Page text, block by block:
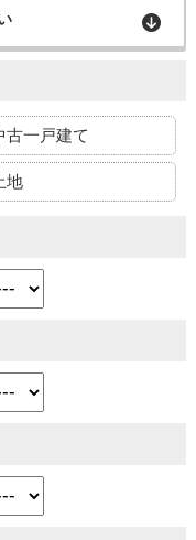
古一戸建て
地